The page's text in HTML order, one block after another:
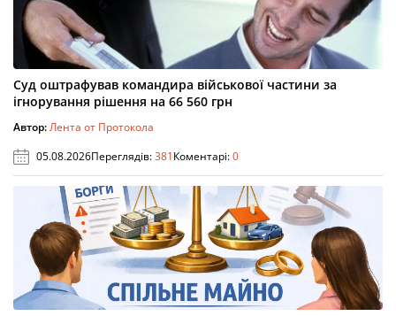
Суд оштрафував командира військової частини за
ігнорування рішення на 66 560 грн
Автор:Лента от Протокола
05.08.2026Переглядів:381Коментарі:0